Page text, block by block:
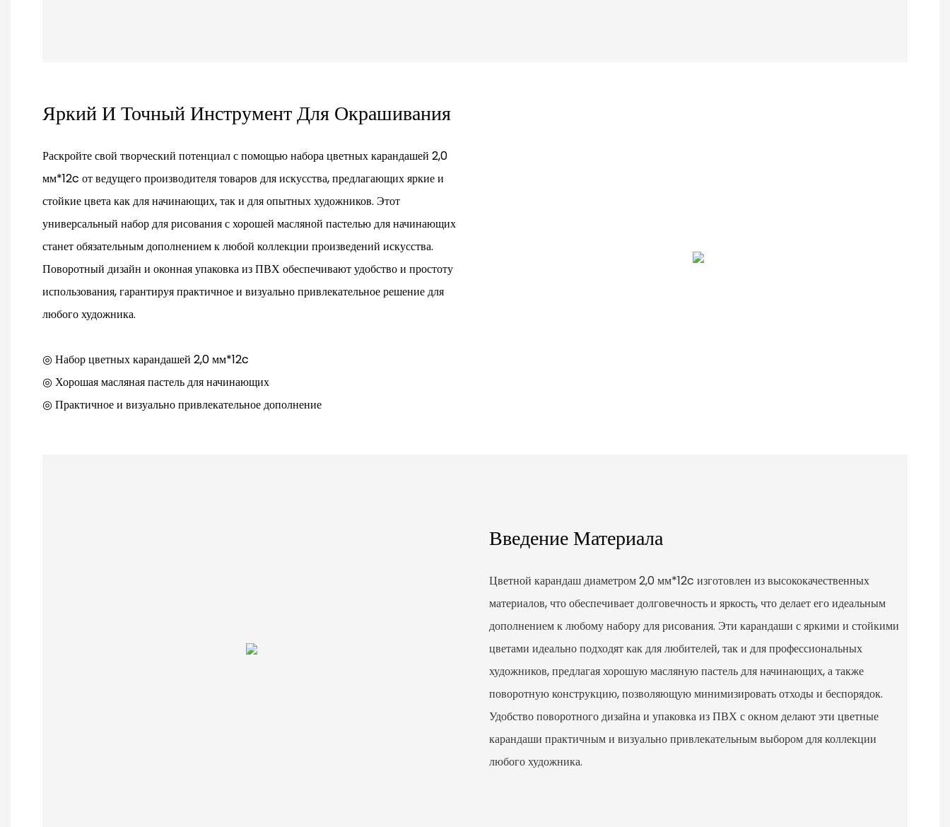
Яркий И Точный Инструмент Для Окрашивания
Раскройте свой творческий потенциал с помощью набора цветных карандашей 2,0
мм*12c от ведущего производителя товаров для искусства, предлагающих яркие и
стойкие цвета как для начинающих, так и для опытных художников. Этот
универсальный набор для рисования с хорошей масляной пастелью для начинающих
станет обязательным дополнением к любой коллекции произведений искусства.
Поворотный дизайн и оконная упаковка из ПВХ обеспечивают удобство и простоту
использования, гарантируя практичное и визуально привлекательное решение для
любого художника.
◎ Набор цветных карандашей 2,0 мм*12c
◎ Хорошая масляная пастель для начинающих
◎ Практичное и визуально привлекательное дополнение
Введение Материала
Цветной карандаш диаметром 2,0 мм*12c изготовлен из высококачественных
материалов, что обеспечивает долговечность и яркость, что делает его идеальным
дополнением к любому набору для рисования. Эти карандаши с яркими и стойкими
цветами идеально подходят как для любителей, так и для профессиональных
художников, предлагая хорошую масляную пастель для начинающих, а также
поворотную конструкцию, позволяющую минимизировать отходы и беспорядок.
Удобство поворотного дизайна и упаковка из ПВХ с окном делают эти цветные
карандаши практичным и визуально привлекательным выбором для коллекции
любого художника.